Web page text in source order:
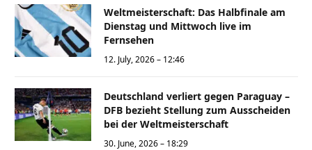
Weltmeisterschaft: Das Halbfinale am
Dienstag und Mittwoch live im
Fernsehen
12. July, 2026 – 12:46
Deutschland verliert gegen Paraguay –
DFB bezieht Stellung zum Ausscheiden
bei der Weltmeisterschaft
30. June, 2026 – 18:29